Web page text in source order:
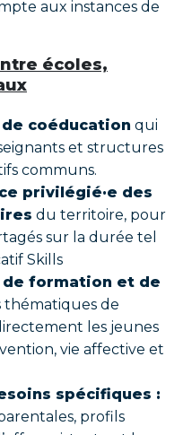
aux instances de
écoles,
coéducation qui
et structures
communs.
privilégié·e des
du territoire, pour
sur la durée tel
Skills
formation et de
thématiques de
les jeunes
vie affective et
spécifiques :
profils